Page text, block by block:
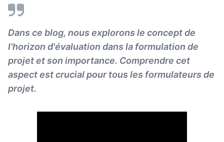
Dans ce blog, nous explorons le concept de
l'horizon d'évaluation dans la formulation de
projet et son importance. Comprendre cet
aspect est crucial pour tous les formulateurs de
projet.